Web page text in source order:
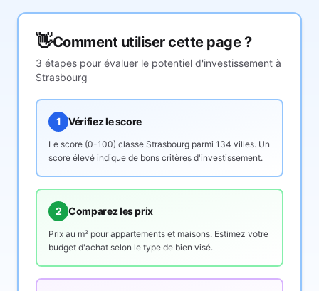
👋Comment utiliser cette page ?
3 étapes pour évaluer le potentiel d'investissement à
Strasbourg
1 Vérifiez le score
Le score (0-100) classe Strasbourg parmi 134 villes. Un
score élevé indique de bons critères d'investissement.
2 Comparez les prix
Prix au m² pour appartements et maisons. Estimez votre
budget d'achat selon le type de bien visé.